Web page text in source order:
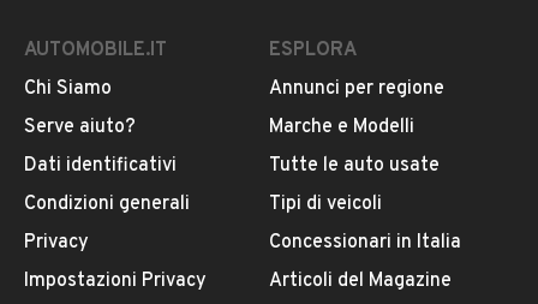
AUTOMOBILE.IT
Chi Siamo
Serve aiuto?
Dati identificativi
Condizioni generali
Privacy
Impostazioni Privacy
ESPLORA
Annunci per regione
Marche e Modelli
Tutte le auto usate
Tipi di veicoli
Concessionari in Italia
Articoli del Magazine